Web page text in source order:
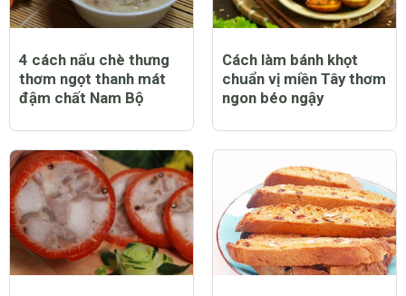
4 cách nấu chè thưng
thơm ngọt thanh mát
đậm chất Nam Bộ
Cách làm bánh khọt
chuẩn vị miền Tây thơm
ngon béo ngậy